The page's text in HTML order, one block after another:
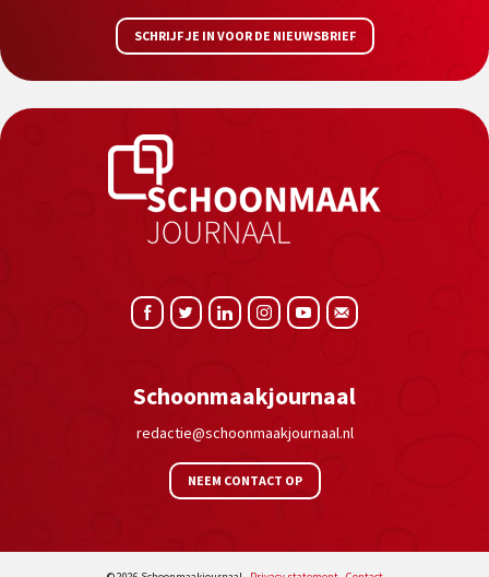
SCHRIJF JE IN VOOR DE NIEUWSBRIEF
Schoonmaakjournaal
redactie@schoonmaakjournaal.nl
NEEM CONTACT OP